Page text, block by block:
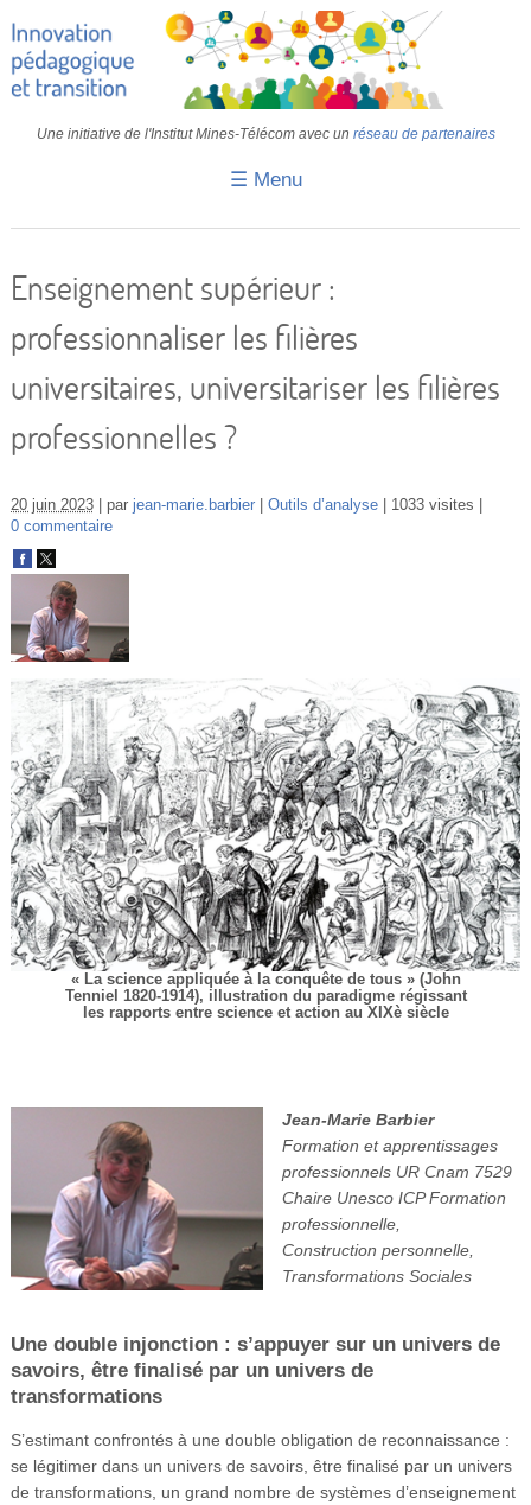
Une initiative de l'Institut Mines-Télécom avec un réseau de partenaires
☰ Menu
Retours d’expériences
IA
Colloques
Enseignement supérieur :
professionnaliser les filières
universitaires, universitariser les filières
professionnelles ?
20 juin 2023 par jean-marie.barbier Outils d’analyse
1033 visites
0 commentaire
« La science appliquée à la conquête de tous » (John
Tenniel 1820-1914), illustration du paradigme régissant
les rapports entre science et action au XIXè siècle
Jean-Marie Barbier
Formation et apprentissages
professionnels UR Cnam 7529
Chaire Unesco ICP Formation
professionnelle,
Construction personnelle,
Transformations Sociales
Une double injonction : s’appuyer sur un univers de
savoirs, être finalisé par un univers de
transformations
S’estimant confrontés à une double obligation de reconnaissance :
se légitimer dans un univers de savoirs, être finalisé par un univers
de transformations, un grand nombre de systèmes d’enseignement